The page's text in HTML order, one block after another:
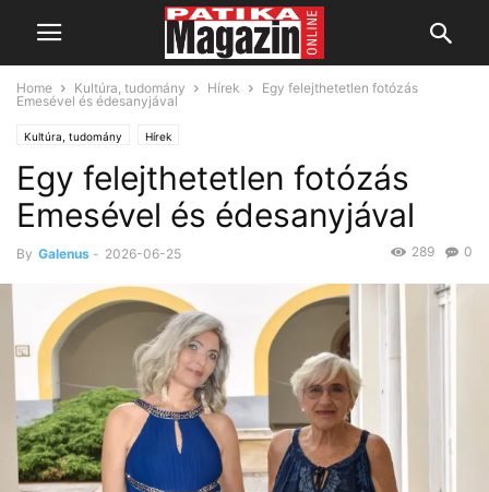
Home Kultúra, tudomány Hírek
Egy felejthetetlen fotózás
Emesével és édesanyjával
Kultúra, tudomány Hírek
Egy felejthetetlen fotózás
Emesével és édesanyjával
By Galenus - 2026-06-25 0
289